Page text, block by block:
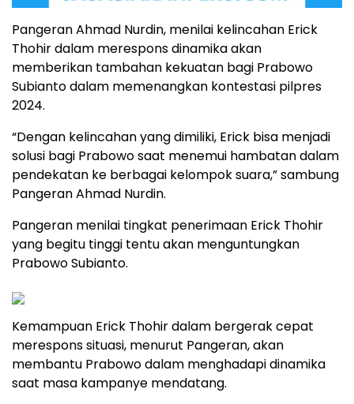
Pangeran Ahmad Nurdin, menilai kelincahan Erick
Thohir dalam merespons dinamika akan
memberikan tambahan kekuatan bagi Prabowo
Subianto dalam memenangkan kontestasi pilpres
2024.
“Dengan kelincahan yang dimiliki, Erick bisa menjadi
solusi bagi Prabowo saat menemui hambatan dalam
pendekatan ke berbagai kelompok suara,” sambung
Pangeran Ahmad Nurdin.
Pangeran menilai tingkat penerimaan Erick Thohir
yang begitu tinggi tentu akan menguntungkan
Prabowo Subianto.
Kemampuan Erick Thohir dalam bergerak cepat
merespons situasi, menurut Pangeran, akan
membantu Prabowo dalam menghadapi dinamika
saat masa kampanye mendatang.